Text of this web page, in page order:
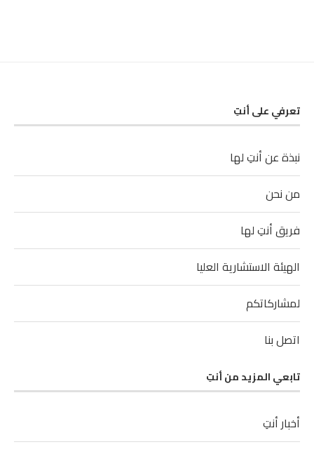
تعرفي على أنتِ
نبذة عن أنتِ لها
من نحن
فريق أنتِ لها
الهيئة الاستشارية العليا
لمشاركاتكم
اتصل بنا
تابعي المزيد من أنتِ
أخبار أنتِ